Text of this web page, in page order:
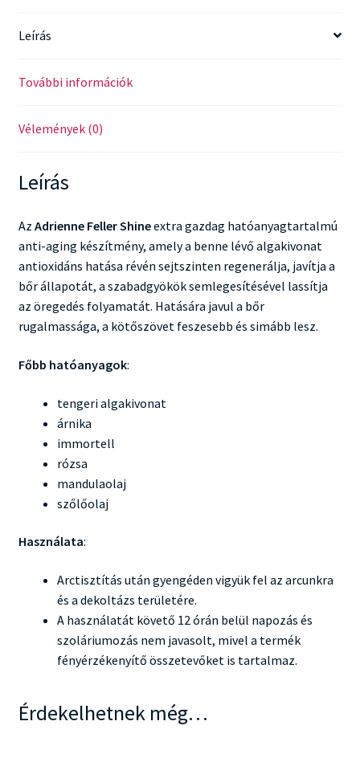
Leírás
További információk
Vélemények (0)
Leírás
Az Adrienne Feller Shineextra gazdag hatóanyagtartalmú
anti-aging készítmény, amely a benne lévő algakivonat
antioxidáns hatása révén sejtszinten regenerálja, javítja a
bőr állapotát, a szabadgyökök semlegesítésével lassítja
az öregedés folyamatát. Hatására javul a bőr
rugalmassága, a kötőszövet feszesebb és simább lesz.
Főbb hatóanyagok:
tengeri algakivonat
árnika
immortell
rózsa
mandulaolaj
szőlőolaj
Használata:
Arctisztítás után gyengéden vigyük fel az arcunkra
és a dekoltázs területére.
A használatát követő 12 órán belül napozás és
szoláriumozás nem javasolt, mivel a termék
fényérzékenyítő összetevőket is tartalmaz.
Érdekelhetnek még…